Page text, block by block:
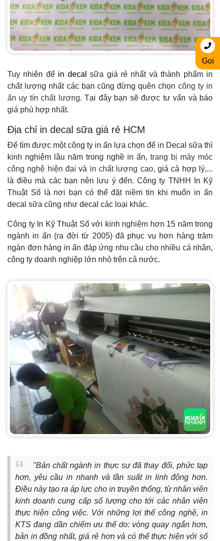
Tuy nhiên để in decal
sữa giá rẻ nhất và thành phẩm in
chất lượng nhất các bạn cũng đừng quên chọn công ty in
ấn uy tín chất lượng. Tại đây bạn sẽ được tư vấn và báo
giá phù hợp nhất.
Địa chỉ in decal sữa giá rẻ HCM
Để tìm được một công ty in ấn lựa chọn để in Decal sữa thì
kinh nghiệm lâu năm trong nghề in ấn, trang bị máy móc
công nghệ hiện đại và in chất lượng cao, giá cả hợp lý,...
là điều mà các bạn nên lưu ý đến. Công ty TNHH In Kỹ
Thuật Số là nơi bạn có thể đặt niềm tin khi muốn in ấn
decal sữa cũng như decal các loại khác.
Công ty In Kỹ Thuật Số với kinh nghiệm hơn 15 năm trong
ngành in ấn (ra đời từ 2005) đã phục vụ hơn hàng trăm
ngàn đơn hàng in ấn đáp ứng nhu cầu cho nhiều cá nhân,
công ty doanh nghiệp lớn nhỏ trên cả nước.
"Bản chất ngành in thực sự đã thay đổi, phức tạp
hơn, yêu cầu in nhanh và tần suất in linh động hơn.
Điều này tạo ra áp lực cho in truyền thống, từ nhân viên
kinh doanh cung cấp số lượng cho tới các nhân viên
thực hiện công việc. Với những lợi thế công nghệ, in
KTS đang dần chiếm ưu thế do: vòng quay ngắn hơn,
bản in đồng nhất, giá rẻ hơn và có thể thực hiện với số
Gọi